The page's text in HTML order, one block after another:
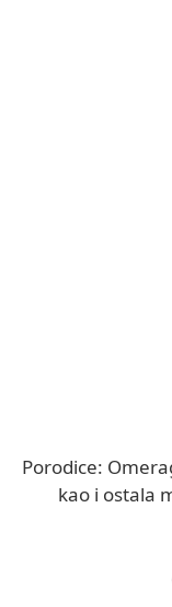
Porodice:
kao i ostala